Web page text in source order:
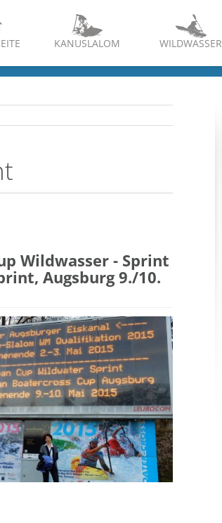
KANUSLALOM WILDWASSER
Wildwasser - Sprint
Augsburg 9./10.